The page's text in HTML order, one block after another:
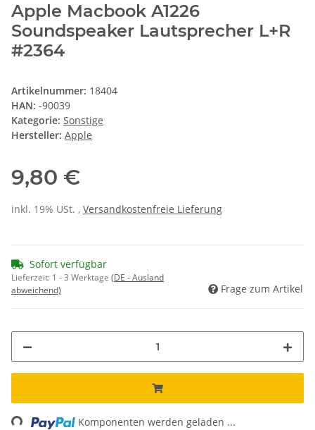
Apple Macbook A1226
Soundspeaker Lautsprecher L+R
#2364
Artikelnummer: 18404
HAN: -90039
Kategorie: Sonstige
Hersteller: Apple
9,80 €
inkl. 19% USt. , Versandkostenfreie Lieferung
Sofort verfügbar
Lieferzeit: 1 - 3 Werktage (DE - Ausland
abweichend)
Frage zum Artikel
Komponenten werden geladen ...